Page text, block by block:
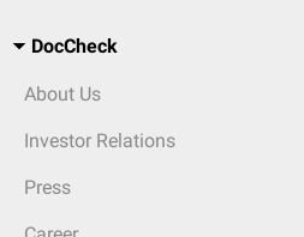
DocCheck
About Us
Investor Relations
Press